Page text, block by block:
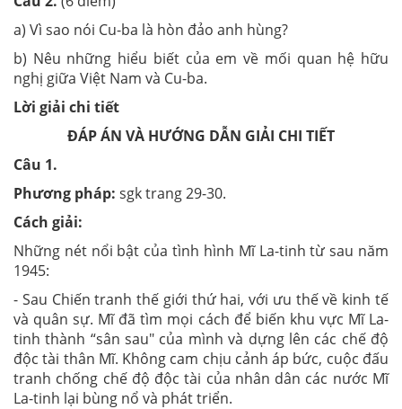
a) Vì sao nói Cu-ba là hòn đảo anh hùng?
b) Nêu những hiểu biết của em về mối quan hệ hữu
nghị giữa Việt Nam và Cu-ba.
Lời giải chi tiết
ĐÁP ÁN VÀ HƯỚNG DẪN GIẢI CHI TIẾT
Câu 1.
Phương pháp: sgk trang 29-30.
Cách giải:
Những nét nổi bật của tình hình Mĩ La-tinh từ sau năm
1945:
- Sau Chiến tranh thế giới thứ hai, với ưu thế về kinh tế
và quân sự. Mĩ đã tìm mọi cách để biến khu vực Mĩ La-
tinh thành “sân sau" của mình và dựng lên các chế độ
độc tài thân Mĩ. Không cam chịu cảnh áp bức, cuộc đấu
tranh chống chế độ độc tài của nhân dân các nước Mĩ
La-tinh lại bùng nổ và phát triển.